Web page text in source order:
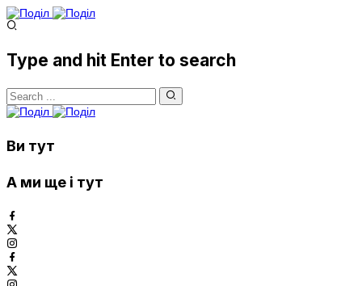
Type and hit Enter to search
Ви тут
А ми ще і тут